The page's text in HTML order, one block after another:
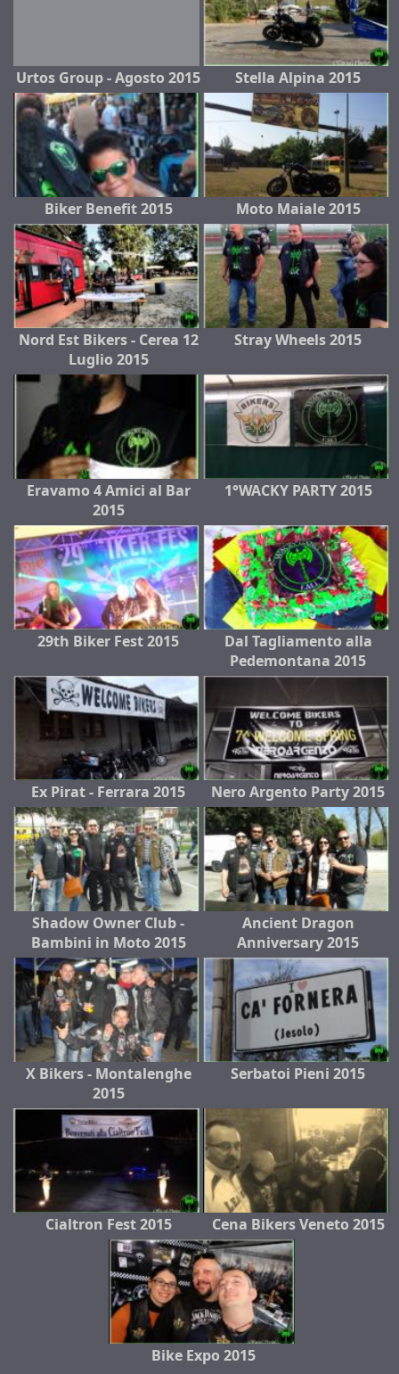
Urtos Group - Agosto 2015 Stella Alpina 2015
Biker Benefit 2015 Moto Maiale 2015
Nord Est Bikers - Cerea 12
Luglio 2015
Stray Wheels 2015
Eravamo 4 Amici al Bar
2015
1°WACKY PARTY 2015
29th Biker Fest 2015
Dal Tagliamento alla
Pedemontana 2015
Ex Pirat - Ferrara 2015 Nero Argento Party 2015
Shadow Owner Club -
Bambini in Moto 2015
Ancient Dragon
Anniversary 2015
X Bikers - Montalenghe
2015
Serbatoi Pieni 2015
Cialtron Fest 2015 Cena Bikers Veneto 2015
Bike Expo 2015